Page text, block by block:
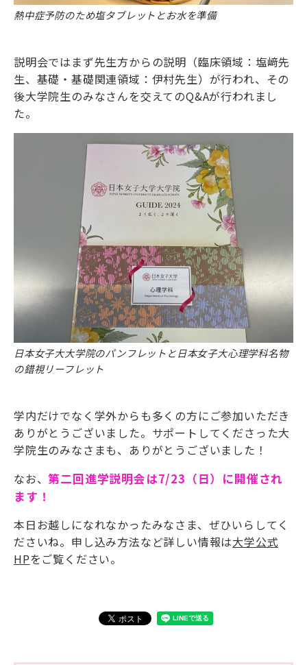
熱中症予防のため塩タブレットとお水を準備
説明会ではまず先生方からの説明（臨床領域：塩﨑先
生、基礎・基礎関連領域：伊村先生）が行われ、その
後大学院生のみなさんを交えてのQ&Aが行われまし
た。
日本女子大大学院のパンフレットと日本女子大心理学科名物
の錯視リーフレット
学内だけでなく学外からも多くの方にご参加いただき
ありがとうございました。サポートしてくださった大
学院生のみなさまも、ありがとうございました！
なお、第二回進学説明会は7/23（日）に開催され
ます！
本日お越しになれなかったみなさま、ぜひいらしてく
ださいね。申し込み方法など詳しい情報は大学公式
HPをご覧ください。